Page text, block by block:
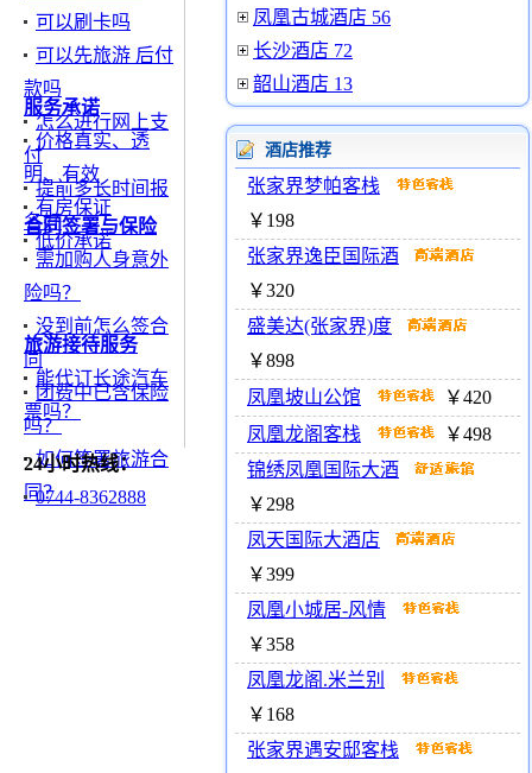
凤凰古城酒店 56
长沙酒店 72
韶山酒店 13
酒店推荐
张家界梦帕客栈
￥198
张家界逸臣国际酒
￥320
盛美达(张家界)度
￥898
凤凰坡山公馆
￥420
凤凰龙阁客栈
￥498
锦绣凤凰国际大酒
￥298
凤天国际大酒店
￥399
凤凰小城居-风情
￥358
凤凰龙阁.米兰别
￥168
张家界遇安邸客栈
可以刷卡吗
可以先旅游 后付
款吗
怎么进行网上支
付
提前多长时间报
名好
服务承诺
价格真实、透
明、有效
有房保证
低价承诺
合同签署与保险
需加购人身意外
险吗？
没到前怎么签合
同
团费中已含保险
吗？
如何签署旅游合
同？
旅游接待服务
能代订长途汽车
票吗？
24小时热线：
0744-8362888